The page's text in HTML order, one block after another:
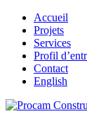
Accueil
Projets
Services
Profil
Contact
English